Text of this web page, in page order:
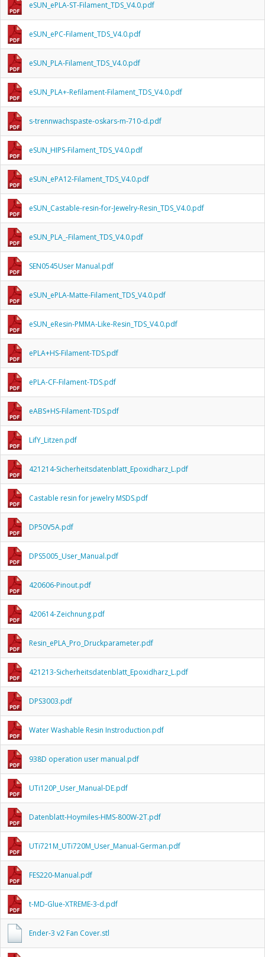
eSUN_ePLA-ST-Filament_TDS_V4.0.pdf
eSUN_ePC-Filament_TDS_V4.0.pdf
eSUN_PLA-Filament_TDS_V4.0.pdf
eSUN_PLA+-Refilament-Filament_TDS_V4.0.pdf
s-trennwachspaste-oskars-m-710-d.pdf
eSUN_HIPS-Filament_TDS_V4.0.pdf
eSUN_ePA12-Filament_TDS_V4.0.pdf
eSUN_Castable-resin-for-Jewelry-Resin_TDS_V4.0.pdf
eSUN_PLA_-Filament_TDS_V4.0.pdf
SEN0545User Manual.pdf
eSUN_ePLA-Matte-Filament_TDS_V4.0.pdf
eSUN_eResin-PMMA-Like-Resin_TDS_V4.0.pdf
ePLA+HS-Filament-TDS.pdf
ePLA-CF-Filament-TDS.pdf
eABS+HS-Filament-TDS.pdf
LifY_Litzen.pdf
421214-Sicherheitsdatenblatt_Epoxidharz_L.pdf
Castable resin for jewelry MSDS.pdf
DP50V5A.pdf
DPS5005_User_Manual.pdf
420606-Pinout.pdf
420614-Zeichnung.pdf
Resin_ePLA_Pro_Druckparameter.pdf
421213-Sicherheitsdatenblatt_Epoxidharz_L.pdf
DPS3003.pdf
Water Washable Resin Instroduction.pdf
938D operation user manual.pdf
UTi120P_User_Manual-DE.pdf
Datenblatt-Hoymiles-HMS-800W-2T.pdf
UTi721M_UTi720M_User_Manual-German.pdf
FES220-Manual.pdf
t-MD-Glue-XTREME-3-d.pdf
Ender-3 v2 Fan Cover.stl